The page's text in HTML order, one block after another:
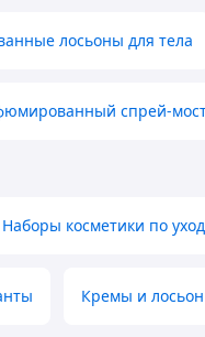
лосьоны для тела
спрей-
Наборы косметики по
Кремы и